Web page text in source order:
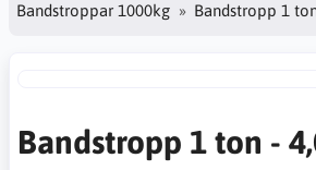
Bandstroppar 1000kg
Bandstropp 1
Bandstropp 1 ton -